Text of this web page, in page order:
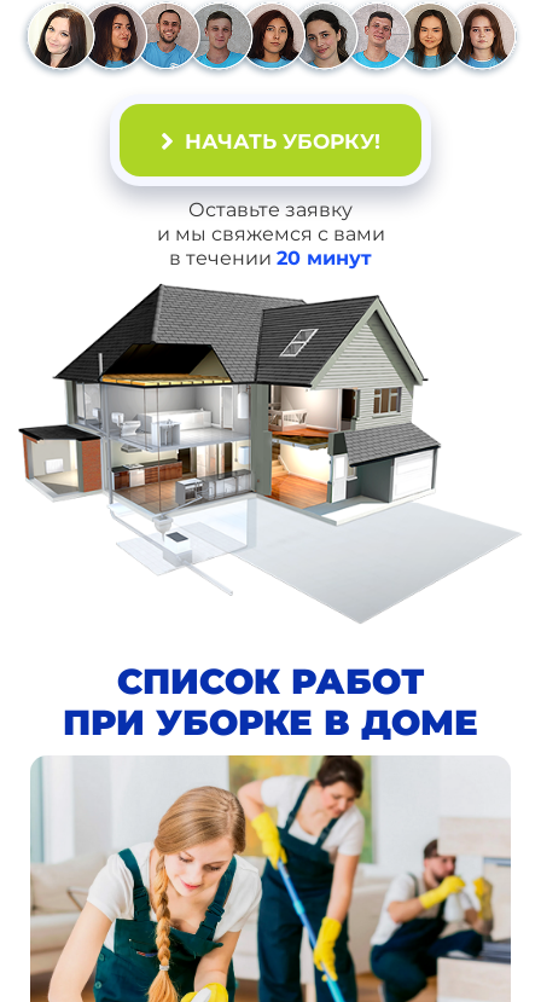
НАЧАТЬ УБОРКУ!
Оставьте заявку
и мы свяжемся с вами
в течении 20 минут
СПИСОК РАБОТ
ПРИ УБОРКЕ В ДОМЕ